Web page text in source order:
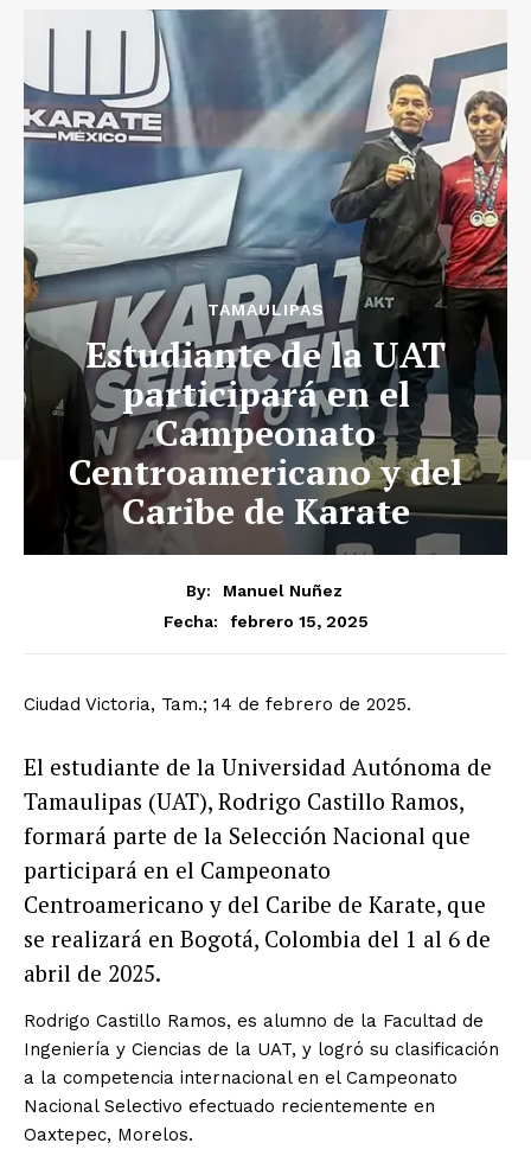
TAMAULIPAS
Estudiante de la UAT
participará en el
Campeonato
Centroamericano y del
Caribe de Karate
By:
Manuel Nuñez
Fecha:
febrero 15, 2025
Ciudad Victoria, Tam.; 14 de febrero de 2025.
El estudiante de la Universidad Autónoma de
Tamaulipas (UAT), Rodrigo Castillo Ramos,
formará parte de la Selección Nacional que
participará en el Campeonato
Centroamericano y del Caribe de Karate, que
se realizará en Bogotá, Colombia del 1 al 6 de
abril de 2025.
Rodrigo Castillo Ramos, es alumno de la Facultad de
Ingeniería y Ciencias de la UAT, y logró su clasificación
a la competencia internacional en el Campeonato
Nacional Selectivo efectuado recientemente en
Oaxtepec, Morelos.